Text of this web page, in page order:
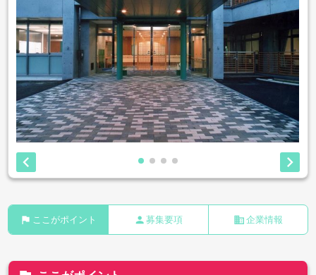
 
flag ここがポイント person 募集要項 business 企業情報